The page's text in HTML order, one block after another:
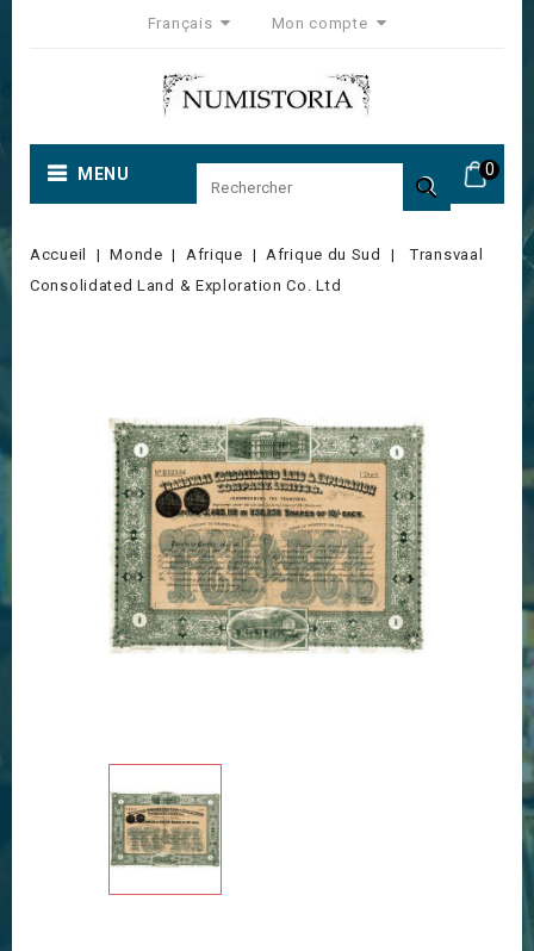
Français Mon compte
0
MENU 
Accueil Monde Afrique Afrique du Sud
Transvaal
Consolidated Land & Exploration Co. Ltd